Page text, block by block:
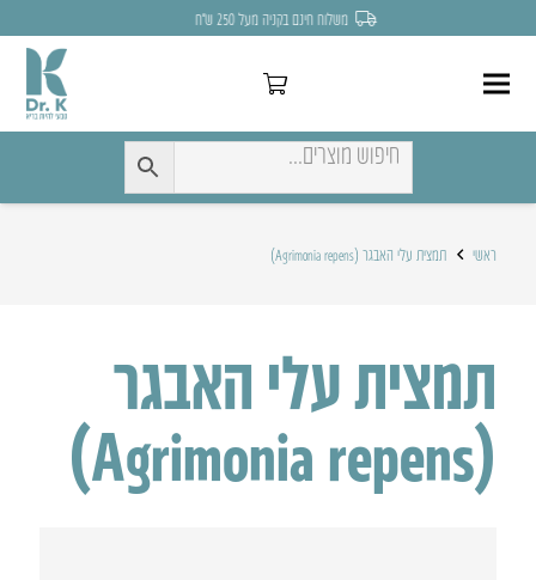
משלוח חינם בקניה מעל 250 ש״ח
ראשי תמצית עלי האבגר (Agrimonia repens)
תמצית עלי האבגר
(Agrimonia repens)